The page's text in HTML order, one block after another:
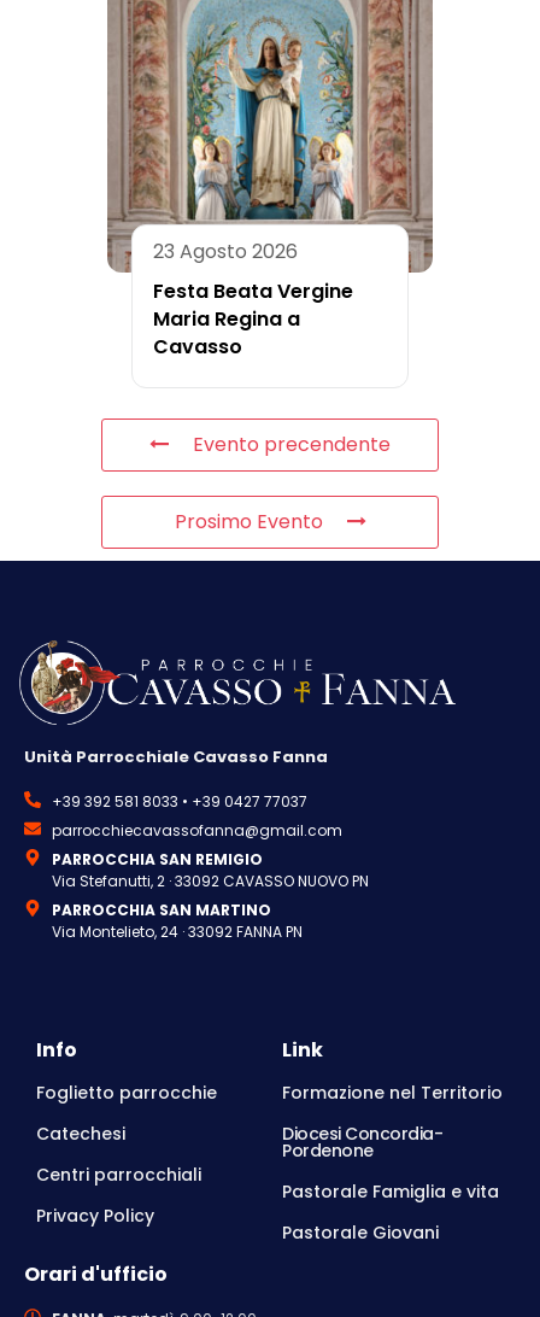
23 Agosto 2026
Festa Beata Vergine
Maria Regina a
Cavasso
Evento precendente
Prosimo Evento
Unità Parrocchiale Cavasso Fanna
+39 392 581 8033 • +39 0427 77037
parrocchiecavassofanna@gmail.com
PARROCCHIA SAN REMIGIO
Via Stefanutti, 2 · 33092 CAVASSO NUOVO PN
PARROCCHIA SAN MARTINO
Via Montelieto, 24 · 33092 FANNA PN
Info
Foglietto parrocchie
Catechesi
Centri parrocchiali
Privacy Policy
Link
Formazione nel Territorio
Diocesi Concordia-
Pordenone
Pastorale Famiglia e vita
Pastorale Giovani
Orari d'ufficio